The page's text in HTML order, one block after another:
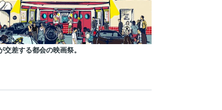
交差する都会の映画祭。